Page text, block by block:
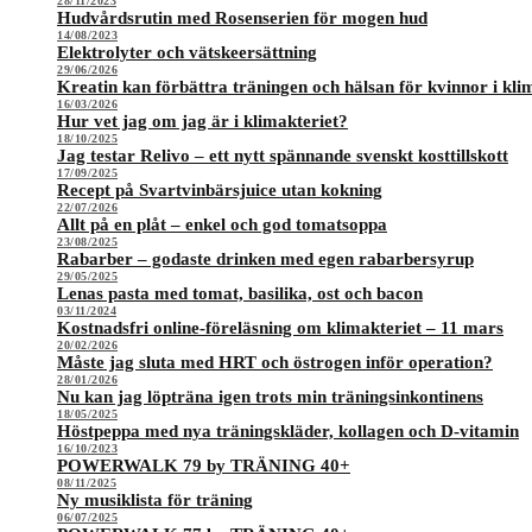
Hudvårdsrutin med Rosenserien för mogen hud
14/08/2023
Elektrolyter och vätskeersättning
29/06/2026
Kreatin kan förbättra träningen och hälsan för kvinnor i
16/03/2026
Hur vet jag om jag är i klimakteriet?
18/10/2025
Jag testar Relivo – ett nytt spännande svenskt kosttillskott
17/09/2025
Recept på Svartvinbärsjuice utan kokning
22/07/2026
Allt på en plåt – enkel och god tomatsoppa
23/08/2025
Rabarber – godaste drinken med egen rabarbersyrup
29/05/2025
Lenas pasta med tomat, basilika, ost och bacon
03/11/2024
Kostnadsfri online-föreläsning om klimakteriet – 11 mars
20/02/2026
Måste jag sluta med HRT och östrogen inför operation?
28/01/2026
Nu kan jag löpträna igen trots min träningsinkontinens
18/05/2025
Höstpeppa med nya träningskläder, kollagen och D-vitamin
16/10/2023
POWERWALK 79 by TRÄNING 40+
08/11/2025
Ny musiklista för träning
06/07/2025